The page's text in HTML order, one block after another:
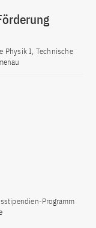
Physik I, Technische
Programm